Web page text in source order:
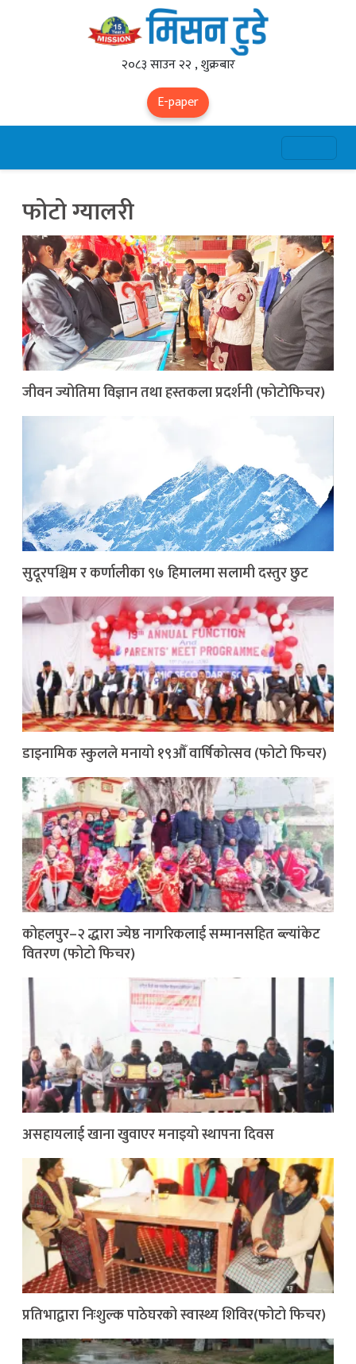
२०८३ साउन २२ , शुक्रबार
E-paper
फोटो ग्यालरी
जीवन ज्योतिमा विज्ञान तथा हस्तकला प्रदर्शनी (फोटोफिचर)
सुदूरपश्चिम र कर्णालीका ९७ हिमालमा सलामी दस्तुर छुट
डाइनामिक स्कुलले मनायो १९औँ वार्षिकोत्सव (फोटो फिचर)
कोहलपुर–२ द्धारा ज्येष्ठ नागरिकलाई सम्मानसहित ब्ल्यांकेट
वितरण (फोटो फिचर)
असहायलाई खाना खुवाएर मनाइयो स्थापना दिवस
प्रतिभाद्वारा निःशुल्क पाठेघरको स्वास्थ्य शिविर(फोटो फिचर)